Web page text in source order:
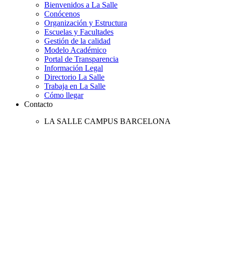
Bienvenidos a La Salle
Conócenos
Organización y Estructura
Escuelas y Facultades
Gestión de la calidad
Modelo Académico
Portal de Transparencia
Información Legal
Directorio La Salle
Trabaja en La Salle
Cómo llegar
Contacto
LA SALLE CAMPUS BARCELONA